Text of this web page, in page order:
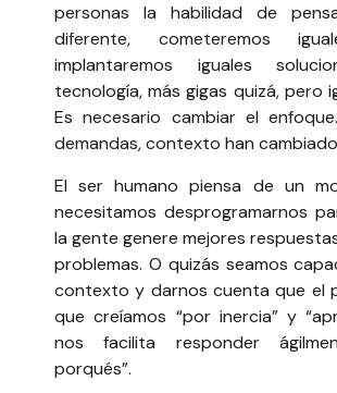
personas la habilidad de
diferente, cometeremos
implantaremos iguales
tecnología, más gigas quizá, pero
Es necesario cambiar el
demandas, contexto han
El ser humano piensa de un
necesitamos desprogramarnos
la gente genere mejores
problemas. O quizás seamos
contexto y darnos cuenta que el
que creíamos “por inercia” y
nos facilita responder
porqués”.